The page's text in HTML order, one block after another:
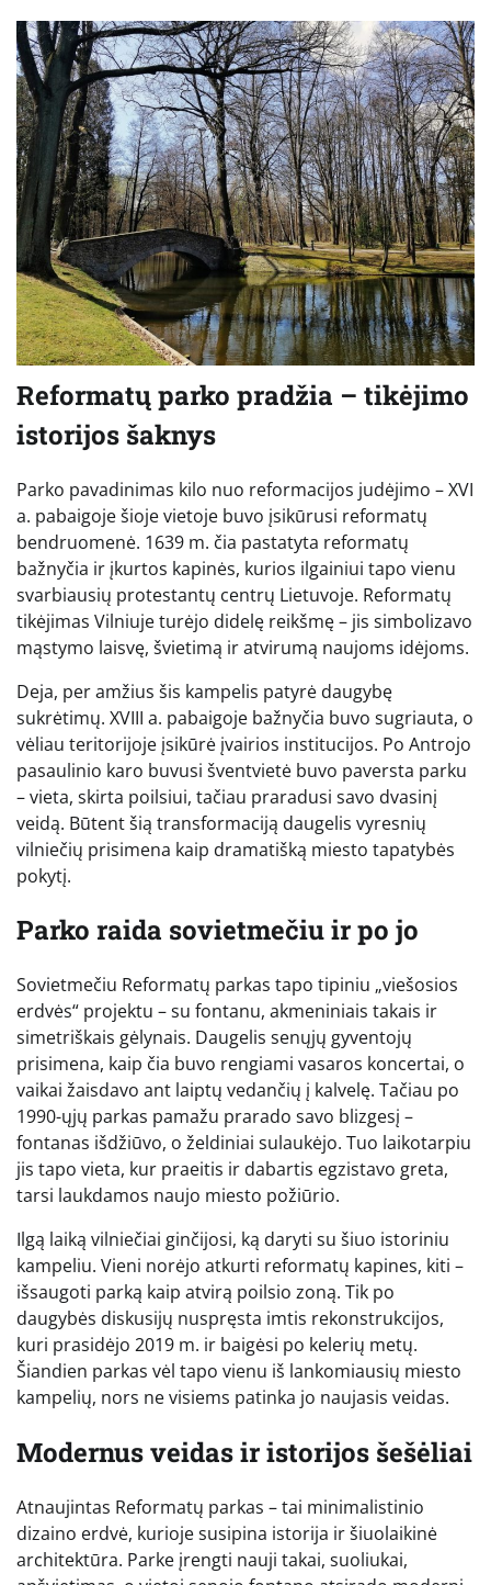
Reformatų parko pradžia – tikėjimo
istorijos šaknys
Parko pavadinimas kilo nuo reformacijos judėjimo – XVI
a. pabaigoje šioje vietoje buvo įsikūrusi reformatų
bendruomenė. 1639 m. čia pastatyta reformatų
bažnyčia ir įkurtos kapinės, kurios ilgainiui tapo vienu
svarbiausių protestantų centrų Lietuvoje. Reformatų
tikėjimas Vilniuje turėjo didelę reikšmę – jis simbolizavo
mąstymo laisvę, švietimą ir atvirumą naujoms idėjoms.
Deja, per amžius šis kampelis patyrė daugybę
sukrėtimų. XVIII a. pabaigoje bažnyčia buvo sugriauta, o
vėliau teritorijoje įsikūrė įvairios institucijos. Po Antrojo
pasaulinio karo buvusi šventvietė buvo paversta parku
– vieta, skirta poilsiui, tačiau praradusi savo dvasinį
veidą. Būtent šią transformaciją daugelis vyresnių
vilniečių prisimena kaip dramatišką miesto tapatybės
pokytį.
Parko raida sovietmečiu ir po jo
Sovietmečiu Reformatų parkas tapo tipiniu „viešosios
erdvės“ projektu – su fontanu, akmeniniais takais ir
simetriškais gėlynais. Daugelis senųjų gyventojų
prisimena, kaip čia buvo rengiami vasaros koncertai, o
vaikai žaisdavo ant laiptų vedančių į kalvelę. Tačiau po
1990-ųjų parkas pamažu prarado savo blizgesį –
fontanas išdžiūvo, o želdiniai sulaukėjo. Tuo laikotarpiu
jis tapo vieta, kur praeitis ir dabartis egzistavo greta,
tarsi laukdamos naujo miesto požiūrio.
Ilgą laiką vilniečiai ginčijosi, ką daryti su šiuo istoriniu
kampeliu. Vieni norėjo atkurti reformatų kapines, kiti –
išsaugoti parką kaip atvirą poilsio zoną. Tik po
daugybės diskusijų nuspręsta imtis rekonstrukcijos,
kuri prasidėjo 2019 m. ir baigėsi po kelerių metų.
Šiandien parkas vėl tapo vienu iš lankomiausių miesto
kampelių, nors ne visiems patinka jo naujasis veidas.
Modernus veidas ir istorijos šešėliai
Atnaujintas Reformatų parkas – tai minimalistinio
dizaino erdvė, kurioje susipina istorija ir šiuolaikinė
architektūra. Parke įrengti nauji takai, suoliukai,